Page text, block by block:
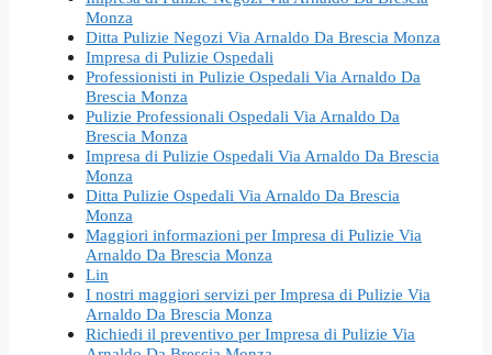
Monza
Ditta Pulizie Negozi Via Arnaldo Da Brescia Monza
Impresa di Pulizie Ospedali
Professionisti in Pulizie Ospedali Via Arnaldo Da
Brescia Monza
Pulizie Professionali Ospedali Via Arnaldo Da
Brescia Monza
Impresa di Pulizie Ospedali Via Arnaldo Da Brescia
Monza
Ditta Pulizie Ospedali Via Arnaldo Da Brescia
Monza
Maggiori informazioni per Impresa di Pulizie Via
Arnaldo Da Brescia Monza
Lin
I nostri maggiori servizi per Impresa di Pulizie Via
Arnaldo Da Brescia Monza
Richiedi il preventivo per Impresa di Pulizie Via